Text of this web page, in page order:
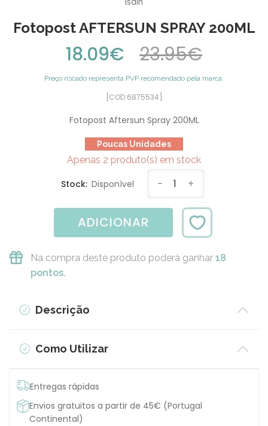
Fotopost AFTERSUN SPRAY 200ML
18.09€ 23.95€
Preço riscado representa PVP recomendado pela marca.
[COD 6875534]
Fotopost Aftersun Spray 200ML
Poucas Unidades
Apenas 2 produto(s) em stock
Stock: Disponível - 1 +
ADICIONAR
Na compra deste produto poderá ganhar 18
pontos.
Descrição
Como Utilizar
Entregas rápidas
Envios gratuitos a partir de 45€ (Portugal
Continental)